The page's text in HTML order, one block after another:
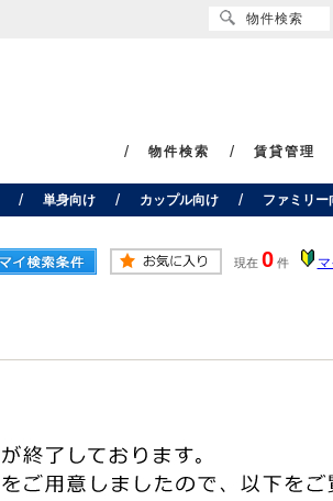
物件検索 賃貸管理
単身向け カップル向け ファミリー
現在 0 件
物件検索